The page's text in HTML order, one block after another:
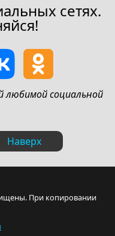
сетях.
любимой социальной
Наверх
При копировании